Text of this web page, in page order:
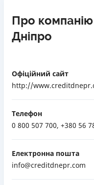
Про
Дніпро
Офіційний сайт
http://
Телефон
0 800 507 700, +380 56
Електронна пошта
info@creditdnepr.com